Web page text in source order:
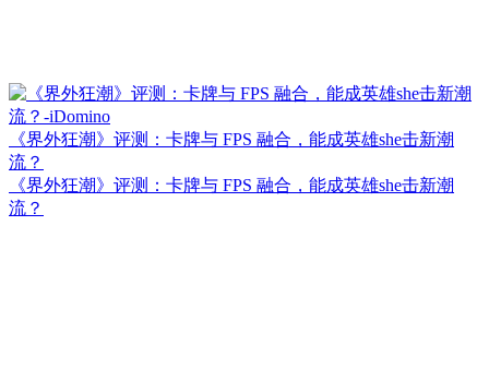
《界外狂潮》评测：卡牌与 FPS 融合，能成英雄she击新潮
流？
《界外狂潮》评测：卡牌与 FPS 融合，能成英雄she击新潮
流？